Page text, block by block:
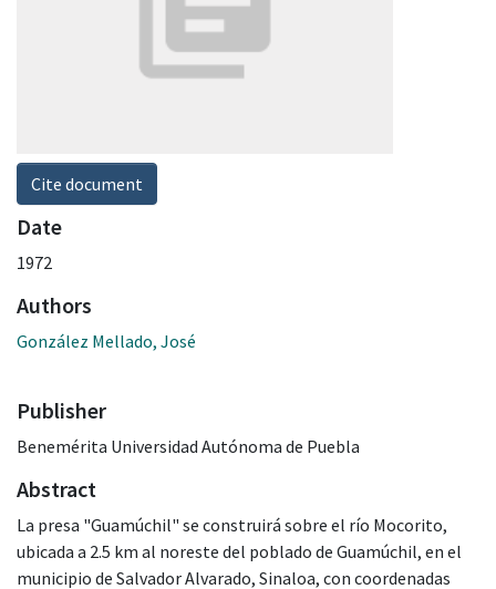
Cite document
Date
1972
Authors
González Mellado, José
Publisher
Benemérita Universidad Autónoma de Puebla
Abstract
La presa "Guamúchil" se construirá sobre el río Mocorito,
ubicada a 2.5 km al noreste del poblado de Guamúchil, en el
municipio de Salvador Alvarado, Sinaloa, con coordenadas